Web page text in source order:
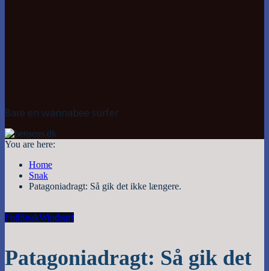
Bare en wannabee surfer
You are here:
Home
Snak
Patagoniadragt: Så gik det ikke længere.
FoilSnakWindsurf
Patagoniadragt: Så gik det